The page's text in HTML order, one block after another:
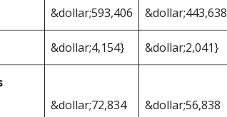
&dollar;593,406 &dollar;443,638
&dollar;4,154} &dollar;2,041}
&dollar;72,834 &dollar;56,838